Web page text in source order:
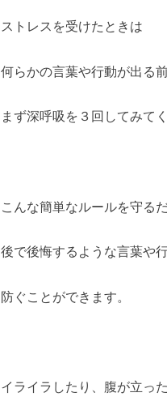
ストレスを受けたときは
何らかの言葉や行動が出る
まず深呼吸を３回してみて
こんな簡単なルールを守る
後で後悔するような言葉や
防ぐことができます。
イライラしたり、腹が立っ